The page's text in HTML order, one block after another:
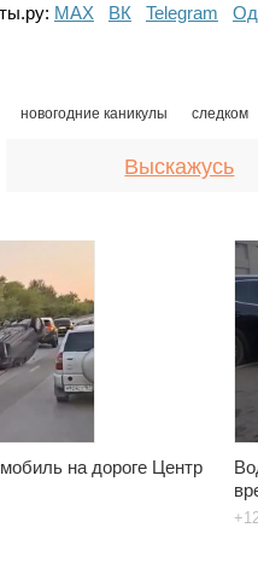
МАХ ВК Telegram
новогодние каникулы следком
Выскажусь
на дороге Центр